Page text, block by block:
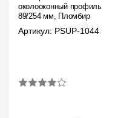
околооконный профиль
89/254 мм, Пломбир
Артикул: PSUP-1044